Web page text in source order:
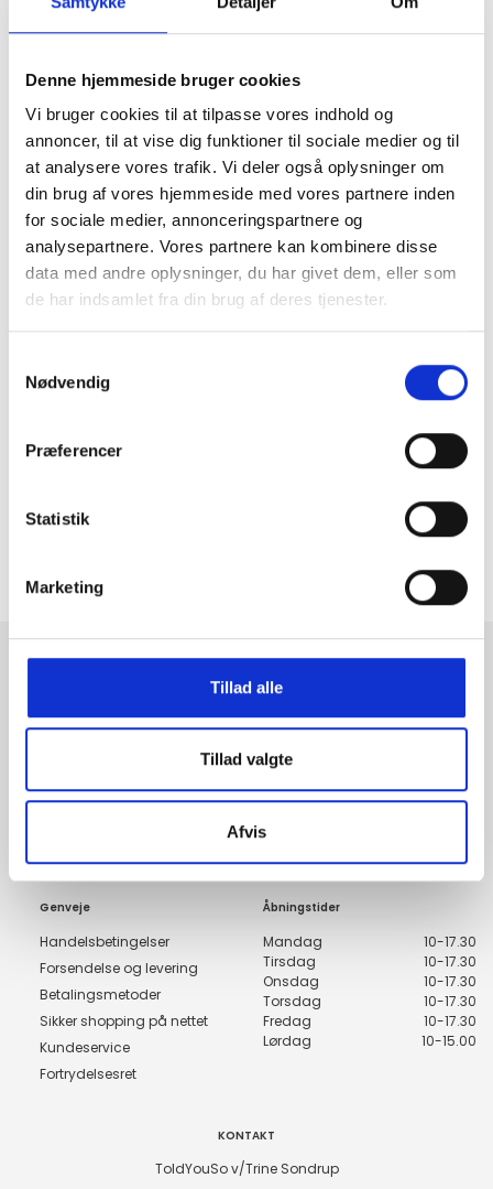
Denne hjemmeside bruger cookies
Vi bruger cookies til at tilpasse vores indhold og
annoncer, til at vise dig funktioner til sociale medier og til
at analysere vores trafik. Vi deler også oplysninger om
din brug af vores hjemmeside med vores partnere inden
for sociale medier, annonceringspartnere og
analysepartnere. Vores partnere kan kombinere disse
data med andre oplysninger, du har givet dem, eller som
de har indsamlet fra din brug af deres tjenester.
Nødvendig
Præferencer
Statistik
Marketing
Tillad alle
Tillad valgte
Afvis
NB Voksenstørrelser - Unisex pasform.
Modellen er 180 cm høj og har str. L på.
14 DAGES fortrydelsesret
Tilmeld dig fashion news
Bliv medlem nu, og få de nyeste trends i din indbakke
Tilmeld
Genveje
Handelsbetingelser
Forsendelse og levering
Betalingsmetoder
Sikker shopping på nettet
Kundeservice
Fortrydelsesret
Åbningstider
Mandag
10-17.30
Tirsdag
10-17.30
Onsdag
10-17.30
Torsdag
10-17.30
Fredag
10-17.30
Lørdag
10-15.00
KONTAKT
ToldYouSo v/Trine Sondrup